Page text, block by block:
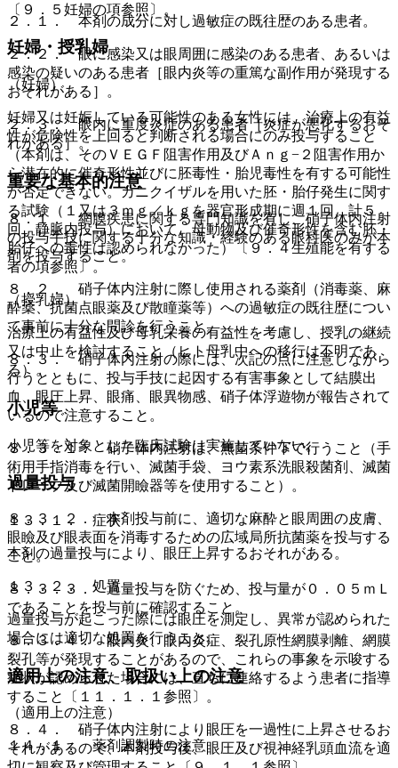
〔９．５妊婦の項参照〕。
妊婦・授乳婦
（妊婦）
妊婦又は妊娠している可能性のある女性には、治療上の有益
性が危険性を上回ると判断される場合にのみ投与すること
（本剤は、そのＶＥＧＦ阻害作用及びＡｎｇ−２阻害作用か
ら潜在的に催奇形性並びに胚毒性・胎児毒性を有する可能性
が否定できない。カニクイザルを用いた胚・胎仔発生に関す
る試験（１又は３ｍｇ／ｋｇを器官形成期に週１回、計５
回、静脈内投与）において、母動物及び催奇形性を含む胚・
胎仔への毒性は認められなかった）〔９．４生殖能を有する
者の項参照〕。
（授乳婦）
治療上の有益性及び母乳栄養の有益性を考慮し、授乳の継続
又は中止を検討すること（ヒト母乳中への移行は不明であ
る）。
小児等
小児等を対象とした臨床試験は実施していない。
過量投与
１３．１． 症状
本剤の過量投与により、眼圧上昇するおそれがある。
１３．２． 処置
過量投与が起こった際には眼圧を測定し、異常が認められた
場合には適切な処置を行うこと。
適用上の注意、取扱い上の注意
（適用上の注意）
１４．１． 薬剤調製時の注意
２．１． 本剤の成分に対し過敏症の既往歴のある患者。
２．２． 眼に感染又は眼周囲に感染のある患者、あるいは
感染の疑いのある患者［眼内炎等の重篤な副作用が発現する
おそれがある］。
２．３． 眼内に重度炎症のある患者［炎症が悪化するおそ
れがある］。
重要な基本的注意
８．１． 網膜疾患に関する専門知識を有し、硝子体内注射
の投与手技に関する十分な知識・経験のある眼科医のみが本
剤を投与すること。
８．２． 硝子体内注射に際し使用される薬剤（消毒薬、麻
酔薬、抗菌点眼薬及び散瞳薬等）への過敏症の既往歴につい
て事前に十分な問診を行うこと。
８．３． 硝子体内注射の際には、次記の点に注意しながら
行うとともに、投与手技に起因する有害事象として結膜出
血、眼圧上昇、眼痛、眼異物感、硝子体浮遊物が報告されて
いるので注意すること。
８．３．１． 硝子体内注射は、無菌条件下で行うこと（手
術用手指消毒を行い、滅菌手袋、ヨウ素系洗眼殺菌剤、滅菌
ドレープ及び滅菌開瞼器等を使用すること）。
８．３．２． 本剤投与前に、適切な麻酔と眼周囲の皮膚、
眼瞼及び眼表面を消毒するための広域局所抗菌薬を投与する
こと。
８．３．３． 過量投与を防ぐため、投与量が０．０５ｍＬ
であることを投与前に確認すること。
８．３．４． 眼内炎、眼内炎症、裂孔原性網膜剥離、網膜
裂孔等が発現することがあるので、これらの事象を示唆する
症状が認められた場合には、直ちに連絡するよう患者に指導
すること〔１１．１．１参照〕。
８．４． 硝子体内注射により眼圧を一過性に上昇させるお
それがあるので、本剤投与後、眼圧及び視神経乳頭血流を適